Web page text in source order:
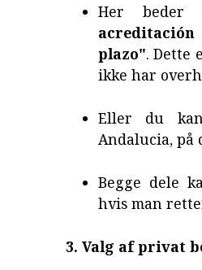
Her
plazo". Dette
ikke har
Eller du
Andalucia, på
Begge dele
hvis man
3. Valg af privat